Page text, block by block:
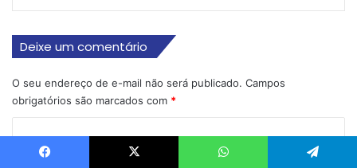
Deixe um comentário
O seu endereço de e-mail não será publicado. Campos
obrigatórios são marcados com *